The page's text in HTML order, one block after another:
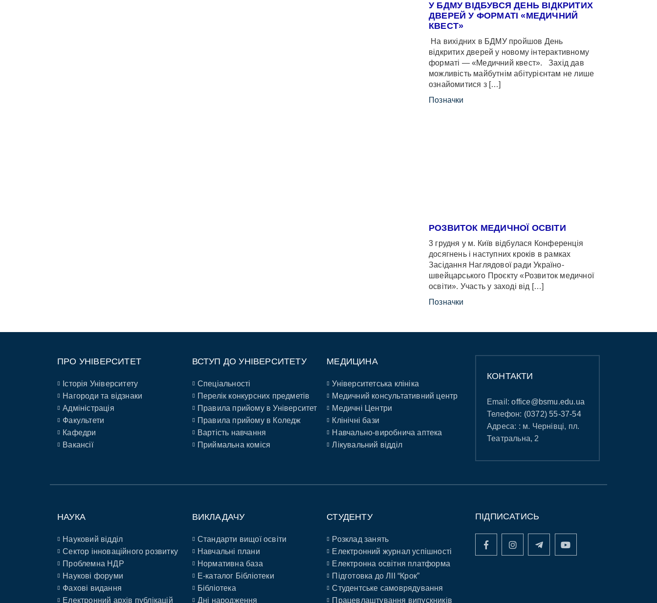
У БДМУ ВІДБУВСЯ ДЕНЬ ВІДКРИТИХ
ДВЕРЕЙ У ФОРМАТІ «МЕДИЧНИЙ
КВЕСТ»
На вихідних в БДМУ пройшов День
відкритих дверей у новому інтерактивному
форматі — «Медичний квест». Захід дав
можливість майбутнім абітурієнтам не лише
ознайомитися з […]
Позначки
РОЗВИТОК МЕДИЧНОЇ ОСВІТИ
3 грудня у м. Київ відбулася Конференція
досягнень і наступних кроків в рамках
Засідання Наглядової ради Україно-
швейцарського Проєкту «Розвиток медичної
освіти». Участь у заході від […]
Позначки
ПРО УНІВЕРСИТЕТ
Історія Університету
Нагороди та відзнаки
Адміністрація
Факультети
Кафедри
Вакансії
ВСТУП ДО УНІВЕРСИТЕТУ
Спеціальності
Перелік конкурсних предметів
Правила прийому в Університет
Правила прийому в Коледж
Вартість навчання
Приймальна коміся
МЕДИЦИНА
Університетська клініка
Медичний консультативний центр
Медичні Центри
Клінічні бази
Навчально-виробнича аптека
Лікувальний відділ
КОНТАКТИ
Email:office@bsmu.edu.ua
Телефон: (0372) 55-37-54
Адреса: : м. Чернівці, пл.
Театральна, 2
НАУКА
Науковий відділ
Сектор інноваційного розвитку
Проблемна НДР
Наукові форуми
Фахові видання
Електронний архів публікацій
ВИКЛАДАЧУ
Стандарти вищої освіти
Навчальні плани
Нормативна база
E-каталог Бібліотеки
Бібліотека
Дні народження
СТУДЕНТУ
Розклад занять
Електронний журнал успішності
Електронна освітня платформа
Підготовка до ЛІІ “Крок”
Студентське самоврядування
Працевлаштування випускників
ПІДПИСАТИСЬ